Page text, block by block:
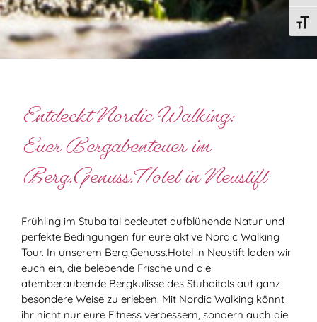
Entdeckt Nordic Walking:
Euer Bergabenteuer im
Berg.Genuss.Hotel in Neustift
Frühling im Stubaital bedeutet aufblühende Natur und
perfekte Bedingungen für eure aktive Nordic Walking
Tour. In unserem Berg.Genuss.Hotel in Neustift laden wir
euch ein, die belebende Frische und die
atemberaubende Bergkulisse des Stubaitals auf ganz
besondere Weise zu erleben. Mit Nordic Walking könnt
ihr nicht nur eure Fitness verbessern, sondern auch die